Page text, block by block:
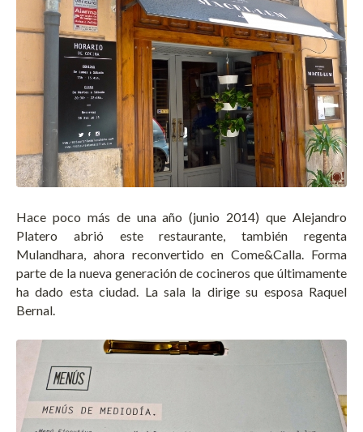
Hace poco más de una año (junio 2014) que Alejandro
Platero abrió este restaurante, también regenta
Mulandhara, ahora reconvertido en Come&Calla. Forma
parte de la nueva generación de cocineros que últimamente
ha dado esta ciudad. La sala la dirige su esposa Raquel
Bernal.